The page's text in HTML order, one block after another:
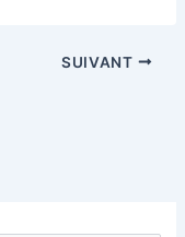
SUIVANT